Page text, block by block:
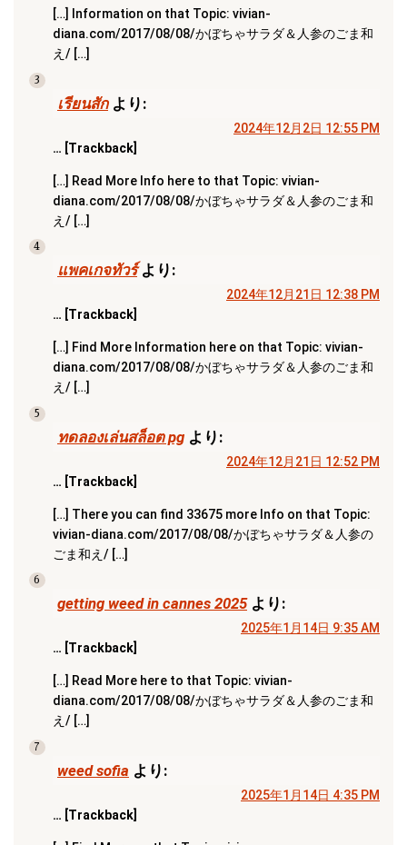
[…] Information on that Topic: vivian-
diana.com/2017/08/08/かぼちゃサラダ＆人参のごま和
え/ […]
3
เรียนสัก より:
2024年12月2日 12:55 PM
… [Trackback]
[…] Read More Info here to that Topic: vivian-
diana.com/2017/08/08/かぼちゃサラダ＆人参のごま和
え/ […]
4
แพคเกจทัวร์ より:
2024年12月21日 12:38 PM
… [Trackback]
[…] Find More Information here on that Topic: vivian-
diana.com/2017/08/08/かぼちゃサラダ＆人参のごま和
え/ […]
5
ทดลองเล่นสล็อต pg より:
2024年12月21日 12:52 PM
… [Trackback]
[…] There you can find 33675 more Info on that Topic:
vivian-diana.com/2017/08/08/かぼちゃサラダ＆人参の
ごま和え/ […]
6
getting weed in cannes 2025 より:
2025年1月14日 9:35 AM
… [Trackback]
[…] Read More here to that Topic: vivian-
diana.com/2017/08/08/かぼちゃサラダ＆人参のごま和
え/ […]
7
weed sofia より:
2025年1月14日 4:35 PM
… [Trackback]